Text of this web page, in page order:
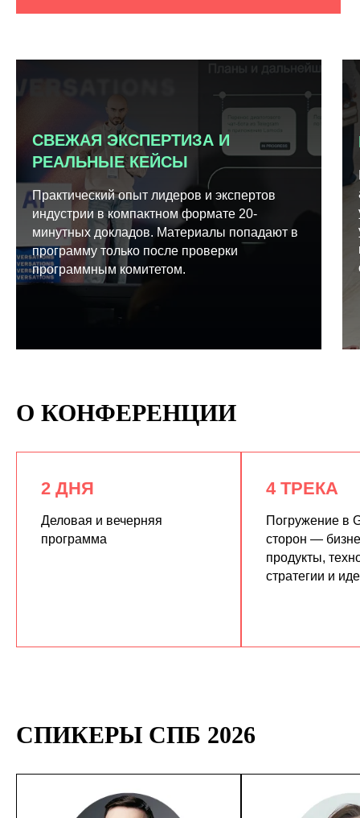
СВЕЖАЯ ЭКСПЕРТИЗА И
РЕАЛЬНЫЕ КЕЙСЫ
Практический опыт лидеров и экспертов
индустрии в компактном формате 20-
минутных докладов. Материалы попадают в
программу только после проверки
программным комитетом.
О КОНФЕРЕНЦИИ
2 ДНЯ
Деловая и вечерняя
программа
4 ТРЕКА
Погружение в
сторон —
продукты,
стратегии и
СПИКЕРЫ СПБ 2026